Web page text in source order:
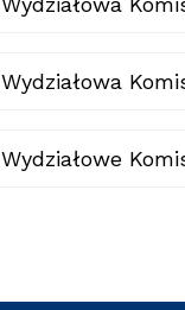
Wydziałowa
Wydziałowe